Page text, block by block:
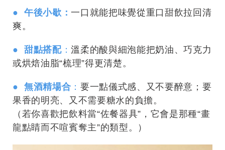
● 午後小歇：一口就能把味覺從重口甜飲拉回清
爽。
● 甜點搭配：溫柔的酸與細泡能把奶油、巧克力
或烘焙油脂“梳理”得更清楚。
● 無酒精場合 ：要一點儀式感、又不要醉意；要
果香的明亮、又不需要糖水的負擔。
（若你喜歡把飲料當“佐餐器具”，它會是那種“畫
龍點睛而不喧賓奪主”的類型。）